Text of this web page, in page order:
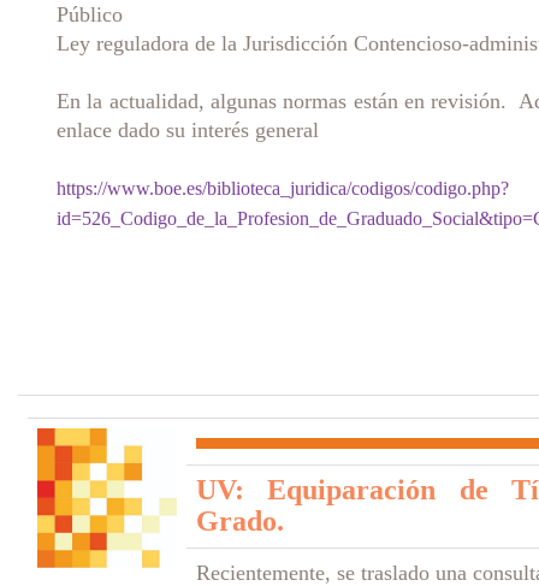
Público
Ley reguladora de la Jurisdicción Contencioso-
En la actualidad, algunas normas están en revisión.
enlace dado su interés general
https://www.boe.es/biblioteca_juridica/codigos/codigo.php?
UV: Equiparación de
Grado.
Recientemente, se traslado una